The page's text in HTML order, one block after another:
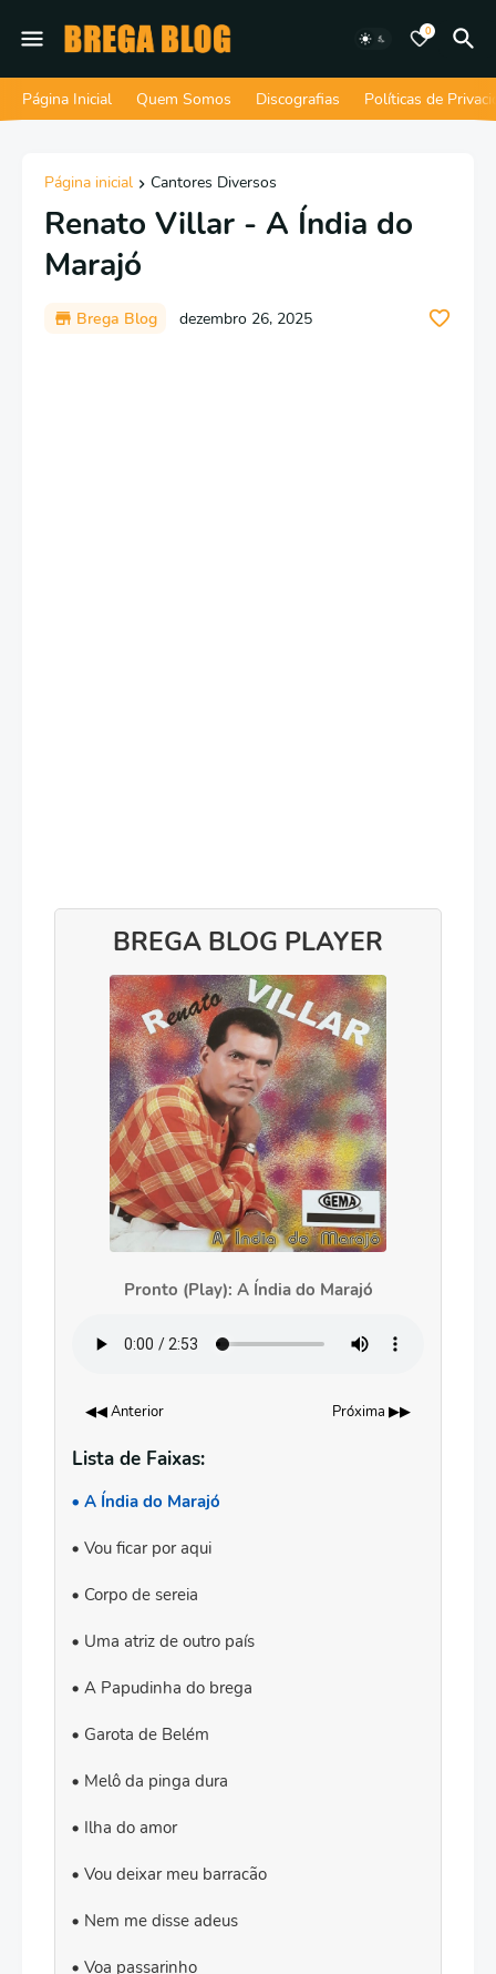
0
Página Inicial Quem Somos Discografias Políticas de
Página inicial Cantores Diversos
Renato Villar - A Índia do
Marajó
Brega Blog dezembro 26, 2025
BREGA BLOG PLAYER
Pronto (Play): A Índia do Marajó
◀◀ Anterior Próxima ▶▶
Lista de Faixas:
A Índia do Marajó
Vou ficar por aqui
Corpo de sereia
Uma atriz de outro país
A Papudinha do brega
Garota de Belém
Melô da pinga dura
Ilha do amor
Vou deixar meu barracão
Nem me disse adeus
Voa passarinho